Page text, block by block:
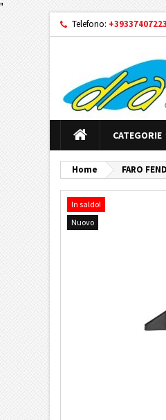
"
Telefono: +39337407223
CATEGORIE
Home FARO
In saldo!
Nuovo